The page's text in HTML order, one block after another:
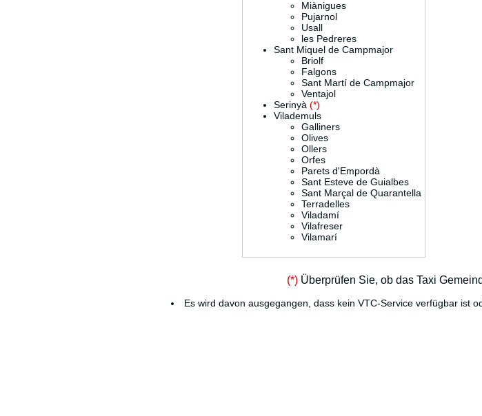
Miànigues
Pujarnol
Usall
les Pedreres
Sant Miquel de Campmajor
Briolf
Falgons
Sant Martí de Campmajor
Ventajol
Serinyà (*)
Vilademuls
Galliners
Olives
Ollers
Orfes
Parets d'Empordà
Sant Esteve de Guialbes
Sant Marçal de Quarantella
Terradelles
Viladamí
Vilafreser
Vilamarí
(*) Überprüfen Sie, ob das Taxi
Es wird davon ausgegangen, dass kein VTC-Service verfügbar ist